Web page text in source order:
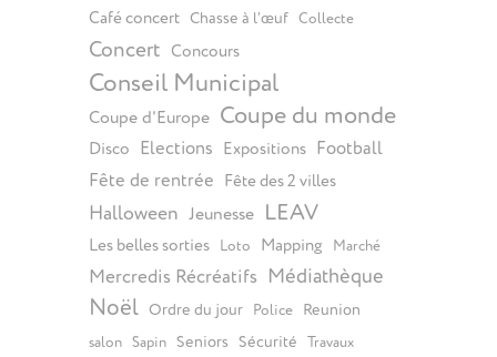
Café concert Chasse à l’œuf Collecte
Concert Concours
Conseil Municipal
Coupe d'Europe Coupe du monde
Disco Elections Expositions Football
Fête de rentrée Fête des 2 villes
Halloween Jeunesse LEAV
Les belles sorties Loto Mapping Marché
Mercredis Récréatifs Médiathèque
Noël Ordre du jour Police Reunion
salon Sapin Seniors Sécurité Travaux